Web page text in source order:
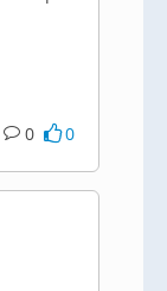
0 0